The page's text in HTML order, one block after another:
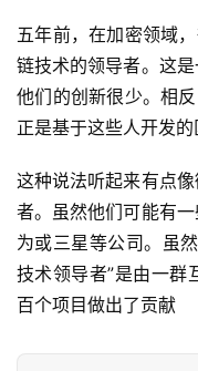
五年前，在加密领域
链技术的领导者。这是
他们的创新很少。相
正是基于这些人开发的
这种说法听起来有点
者。虽然他们可能有
为或三星等公司。虽
技术领导者”是由一群
百个项目做出了贡献